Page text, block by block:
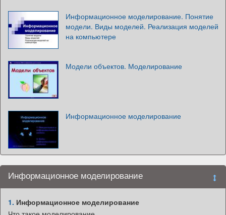
Информационное моделирование. Понятие
модели. Виды моделей. Реализация моделей
на компьютере
Модели объектов. Моделирование
Информационное моделирование
Информационное моделирование
1. Информационное моделирование